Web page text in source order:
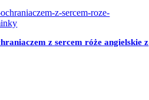
z sercem róże angielskie z